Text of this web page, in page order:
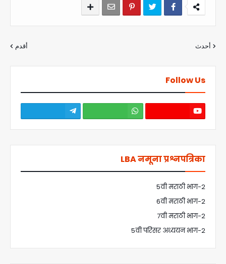
أحدث أقدم
Follow Us
LBA नमूना प्रश्नपत्रिका
5वी मराठी भाग-2
6वी मराठी भाग-2
7वी मराठी भाग-2
5वी परिसर अध्ययन भाग-2